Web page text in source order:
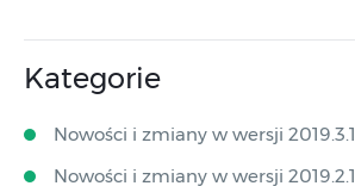
Kategorie
Nowości i zmiany w wersji 2019.3.1
Nowości i zmiany w wersji 2019.2.1